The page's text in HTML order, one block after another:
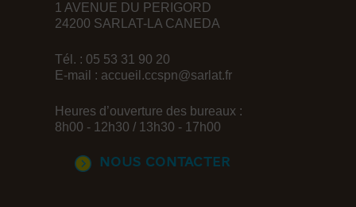
1 AVENUE DU PERIGORD
24200 SARLAT-LA CANEDA
Tél. : 05 53 31 90 20
E-mail : accueil.ccspn@sarlat.fr
Heures d’ouverture des bureaux :
8h00 - 12h30 / 13h30 - 17h00
Nous contacter